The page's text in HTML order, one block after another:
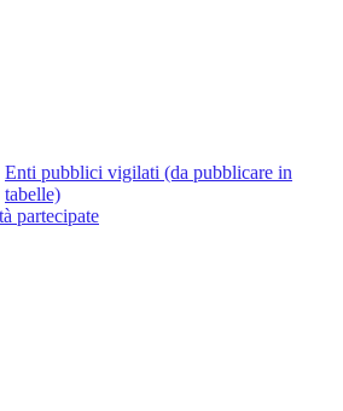
Enti pubblici vigilati (da pubblicare in
tabelle)
partecipate